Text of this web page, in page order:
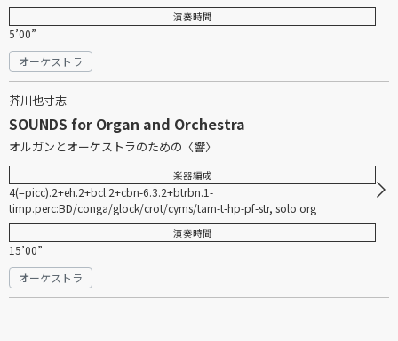
演奏時間
5’00”
オーケストラ
芥川也寸志
SOUNDS for Organ and Orchestra
オルガンとオーケストラのための〈響〉
楽器編成
4(=picc).2+eh.2+bcl.2+cbn-6.3.2+btrbn.1-
timp.perc:BD/conga/glock/crot/cyms/tam-t-hp-pf-str, solo org
演奏時間
15’00”
オーケストラ